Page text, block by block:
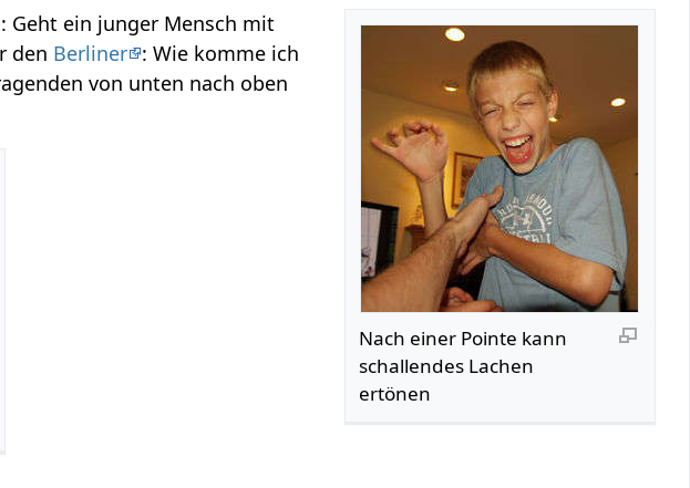
Nach einer Pointe kann
schallendes Lachen
ertönen
: Geht ein junger Mensch mit
den Berliner : Wie komme ich
von unten nach oben